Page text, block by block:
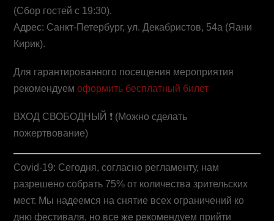
(Сбор гостей с 19:30).
Адрес: Санкт-Петербург, ул. Декабристов, 54а (Яани
Кирик).
Для гарантированного посещения мероприятия
рекомендуемоформить бесплатный билет
ВХОД СВОБОДНЫЙ ❗ (Можно сделать
пожертвование)
Covid-19: Сегодня, согласно регламенту, нам
разрешено собрать 75% от количества зрительских
мест. Мы надеемся на снятие всех ограничений ко
дню фестиваля, но все же рекомендуем прийти